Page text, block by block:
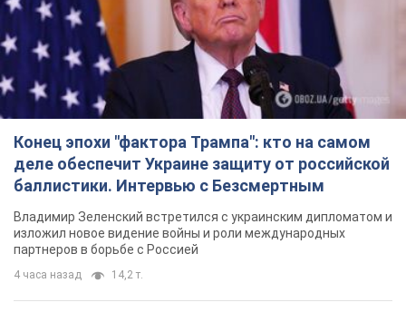
Конец эпохи "фактора Трампа": кто на самом
деле обеспечит Украине защиту от российской
баллистики. Интервью с Безсмертным
Владимир Зеленский встретился с украинским дипломатом и
изложил новое видение войны и роли международных
партнеров в борьбе с Россией
4 часа назад 14,2 т.